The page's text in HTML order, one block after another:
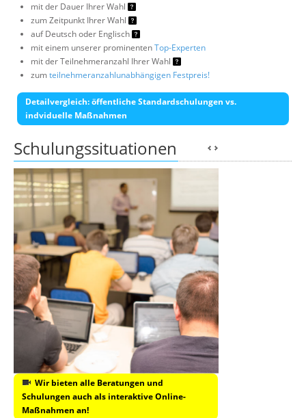
mit der Dauer Ihrer Wahl
zum Zeitpunkt Ihrer Wahl
auf Deutsch oder Englisch
mit einem unserer prominentenTop-Experten
mit der Teilnehmeranzahl Ihrer Wahl
zumteilnehmeranzahlunabhängigen Festpreis!
Detailvergleich: öffentliche Standardschulungen vs.
indviduelle Maßnahmen
Schulungssituationen
Wir bieten alle Beratungen und
Schulungen auch als interaktive Online-
Maßnahmen an!